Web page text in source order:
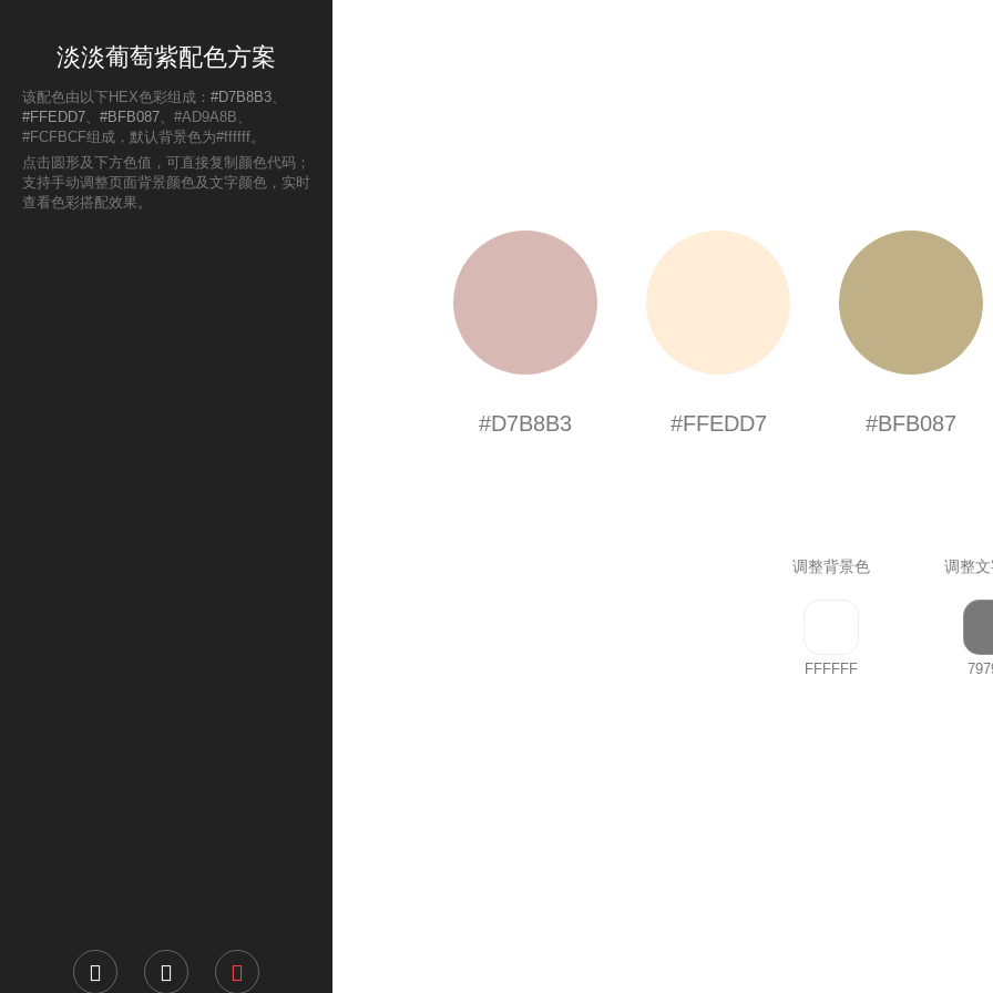
淡淡葡萄紫配色方案
该配色由以下HEX色彩组成： #D7B8B3、
#FFEDD7、 #BFB087、#AD9A8B、
#FCFBCF组成，默认背景色为#ffffff。
点击圆形及下方色值，可直接复制颜色代码；
支持手动调整页面背景颜色及文字颜色，实时
查看色彩搭配效果。
#D7B8B3 #FFEDD7 #BFB087
调整背景色 调整